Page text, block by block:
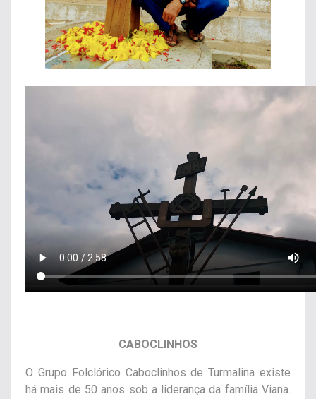
CABOCLINHOS
O Grupo Folclórico Caboclinhos de Turmalina existe
há mais de 50 anos sob a liderança da família Viana.